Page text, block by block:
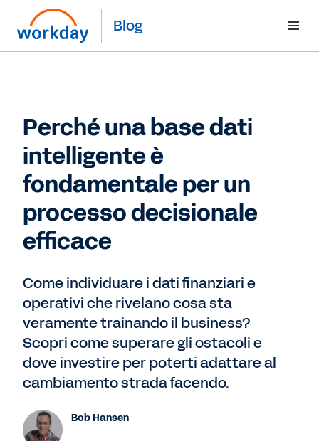
Blog
Perché una base dati
intelligente è
fondamentale per un
processo decisionale
efficace
Come individuare i dati finanziari e
operativi che rivelano cosa sta
veramente trainando il business?
Scopri come superare gli ostacoli e
dove investire per poterti adattare al
cambiamento strada facendo.
Bob Hansen